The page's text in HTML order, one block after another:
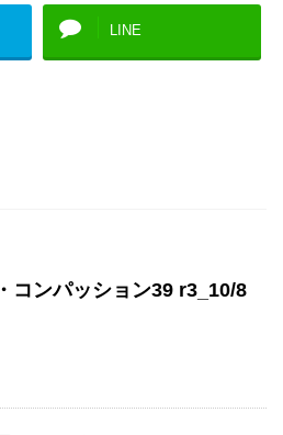
LINE
コンパッション39 r3_10/8